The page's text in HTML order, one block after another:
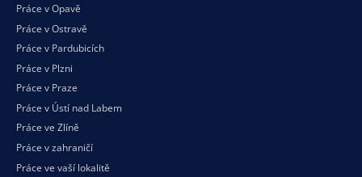
Práce v Opavě
Práce v Ostravě
Práce v Pardubicích
Práce v Plzni
Práce v Praze
Práce v Ústí nad Labem
Práce ve Zlíně
Práce v zahraničí
Práce ve vaší lokalitě